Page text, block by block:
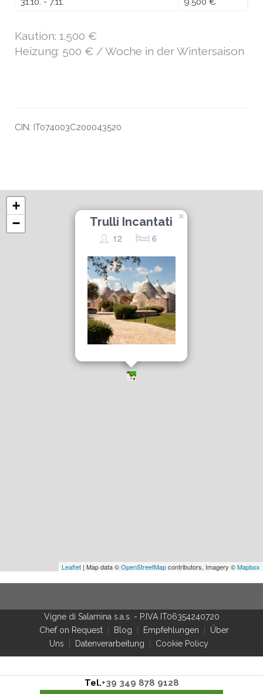
Tel.+39 349 878 9128
Kaution: 1.500 €
Heizung: 500 € / Woche in der Wintersaison
CIN: IT074003C200043520
Trulli Incantati
12 6
×
+
−
Leaflet | Map data ©OpenStreetMapcontributors, Imagery ©Mapbox
Vigne di Salamina s.a.s. - P.IVA IT06354240720
Chef on Request
Blog Empfehlungen
Über
Uns
Datenverarbeitung Cookie Policy